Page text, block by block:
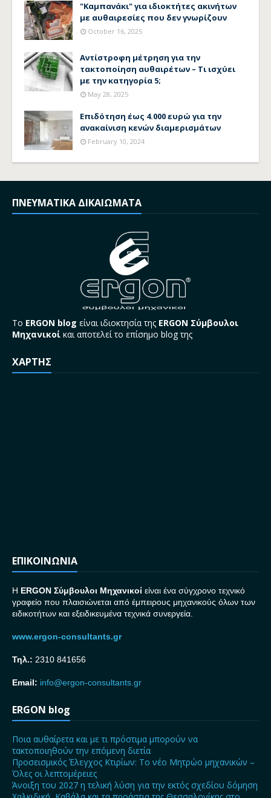
"Καμπανάκι" για ιδιοκτήτες ακινήτων
με αυθαιρεσίες που δεν γνωρίζουν
October 16, 2025
Αντίστροφη μέτρηση για την
τακτοποίηση αυθαιρέτων – Τι ισχύει
με την κατηγορία 5;
May 28, 2025
Επιδότηση έως 4.000 ευρώ για την
ανακαίνιση κενών διαμερισμάτων
February 10, 2024
ΠΝΕΥΜΑΤΙΚΑ ΔΙΚΑΙΩΜΑΤΑ
Το ERGON blog είναι ιδιοκτησία της ERGON Σύμβουλοι
Μηχανικοί και αποτελεί το επίσημο blog της
ΧΑΡΤΗΣ
ΕΠΙΚΟΙΝΩΝΙΑ
H ERGON Σύμβουλοι Μηχανικοί είναι ένα σύγχρονο τεχνικό
γραφείο που πλαισιώνεται από έμπειρους μηχανικούς όλων των
ειδικοτήτων και εξειδικευμένα τεχνικά συνεργεία.
www.ergon-consultants.gr
Τηλ.: 2310 841656
Email: info@ergon-consultants.gr
ERGON blog
Ποια αυθαίρετα και με τι πρόστιμα μπορούν να
τακτοποιηθούν την επόμενη διετία
Προσεισμικός Έλεγχος Κτιρίων: Το νέο Μητρώο μηχανικών –
Όλες οι λεπτομέρειες
Άνοιξη του 2027 η τελική λύση για την εκτός σχεδίου δόμηση